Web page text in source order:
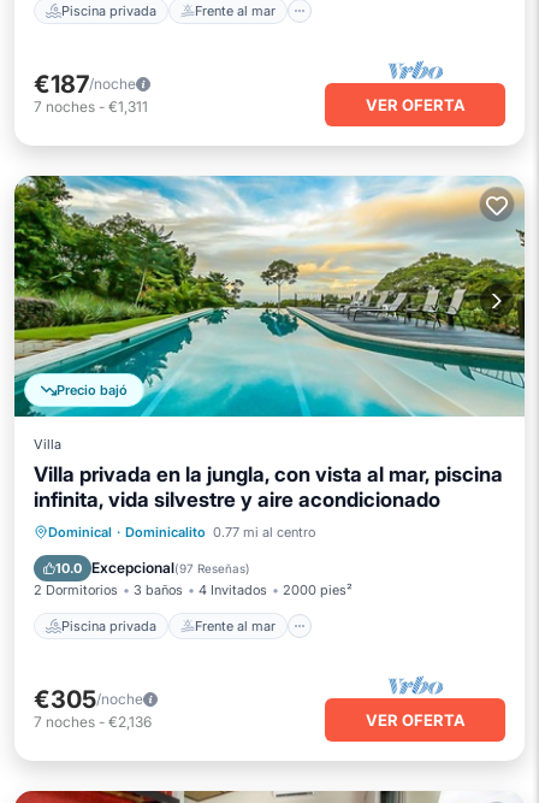
Piscina privada Frente al mar
€187/noche
7 noches - €1,311 VER OFERTA
Precio bajó
Villa
Villa privada en la jungla, con vista al mar, piscina
infinita, vida silvestre y aire acondicionado
Dominical · Dominicalito 0.77 mi al centro
10.0 Excepcional(97 Reseñas)
2 Dormitorios 3 baños 4 Invitados 2000 pies²
Piscina privada Frente al mar
Piscina privada
Frente al mar
Aparcamiento
€305/noche
7 noches - €2,136 VER OFERTA